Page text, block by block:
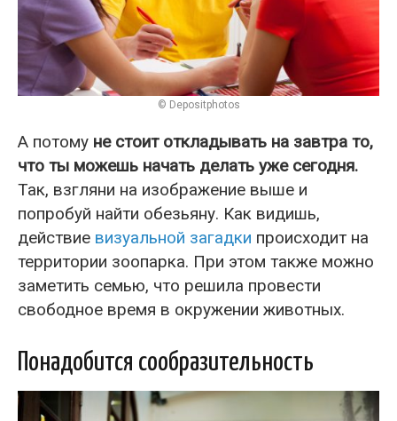
© Depositphotos
А потому не стоит откладывать на завтра то,
что ты можешь начать делать уже сегодня.
Так, взгляни на изображение выше и
попробуй найти обезьяну. Как видишь,
действие визуальной загадки происходит на
территории зоопарка. При этом также можно
заметить семью, что решила провести
свободное время в окружении животных.
Понадобится сообразительность